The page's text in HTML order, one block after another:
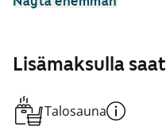
Lisämaksulla saat
Talosauna